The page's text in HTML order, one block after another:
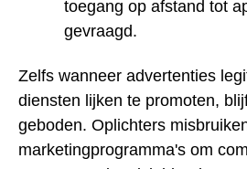
toegang op afstand tot
gevraagd.
Zelfs wanneer advertenties
diensten lijken te promoten,
geboden. Oplichters
marketingprogramma's om